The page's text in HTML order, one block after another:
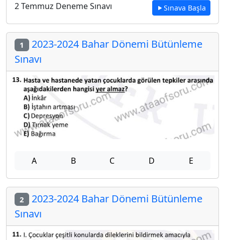
2 Temmuz Deneme Sınavı Sınava Başla
1 2023-2024 Bahar Dönemi Bütünleme
Sınavı
A B C D E
2 2023-2024 Bahar Dönemi Bütünleme
Sınavı